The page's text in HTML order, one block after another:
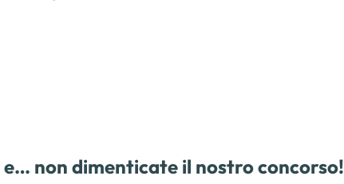
e… non dimenticate il nostro concorso!